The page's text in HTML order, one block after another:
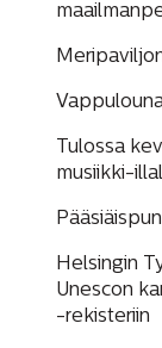
Tulossa
musiikki-
Helsingin
Unescon
-rekisteriin